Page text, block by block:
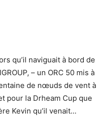
qu’il naviguait à bord de
– un ORC 50 mis à
de nœuds de vent à
pour la Drheam Cup que
Kevin qu’il venait…